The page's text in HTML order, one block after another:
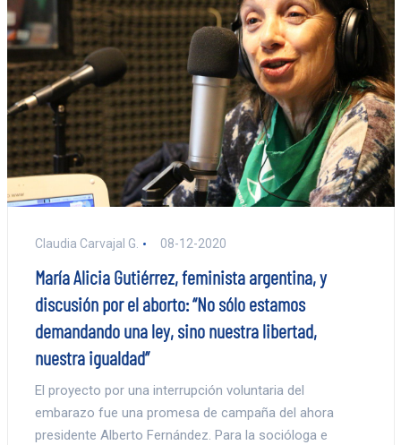
Claudia Carvajal G. 08-12-2020
María Alicia Gutiérrez, feminista argentina, y
discusión por el aborto: “No sólo estamos
demandando una ley, sino nuestra libertad,
nuestra igualdad”
El proyecto por una interrupción voluntaria del
embarazo fue una promesa de campaña del ahora
presidente Alberto Fernández. Para la socióloga e